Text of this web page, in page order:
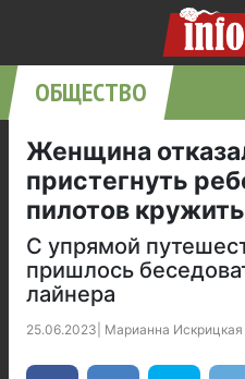
ОБЩЕСТВО
Женщина
пристегнуть
пилотов
С упрямой
пришлось
лайнера
25.06.2023 Марианна Искрицкая